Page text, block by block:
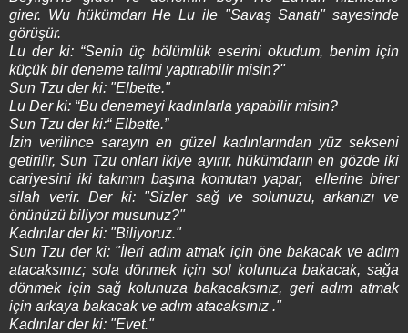
girer. Wu hükümdarı He Lu ile "Savaş Sanatı" sayesinde
görüşür.
Lu der ki: “Senin üç bölümlük eserini okudum, benim için
küçük bir deneme talimi yaptırabilir misin?"
Sun Tzu der ki: "Elbette."
Lu Der ki: “Bu denemeyi kadınlarla yapabilir misin?
Sun Tzu der ki:“ Elbette.”
İzin verilince sarayın en güzel kadınlarından yüz sekseni
getirilir, Sun Tzu onları ikiye ayırır, hükümdarın en gözde iki
cariyesini iki takımın başına komutan yapar, ellerine birer
silah verir. Der ki: "Sizler sağ ve solunuzu, arkanızı ve
önünüzü biliyor musunuz?"
Kadınlar der ki: "Biliyoruz."
Sun Tzu der ki: "İleri adım atmak için öne bakacak ve adım
atacaksınız; sola dönmek için sol kolunuza bakacak, sağa
dönmek için sağ kolunuza bakacaksınız, geri adım atmak
için arkaya bakacak ve adım atacaksınız ."
Kadınlar der ki: "Evet."